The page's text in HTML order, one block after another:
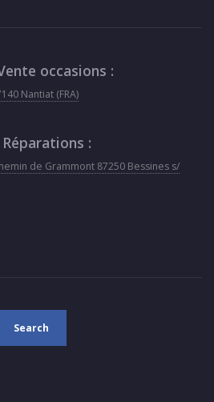
occasions :
Nantiat (FRA)
:
de Grammont 87250 Bessines s/